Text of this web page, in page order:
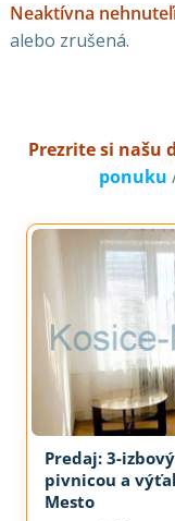
Neaktívna
alebo zrušená.
Prezrite si našu
ponuku
Predaj: 3-
pivnicou a
Mesto